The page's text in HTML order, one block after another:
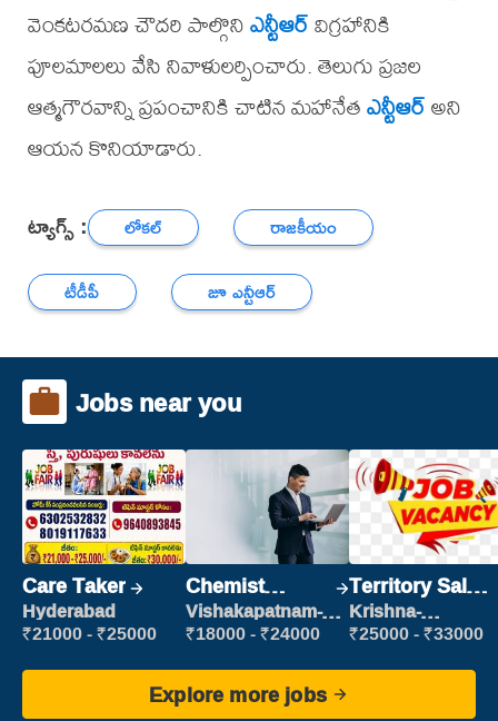
వెంకటరమణ చౌదరి పాల్గొనిఎన్టీఆర్విగ్రహానికి
పూలమాలలు వేసి నివాళులర్పించారు. తెలుగు ప్రజల
ఆత్మగౌరవాన్ని ప్రపంచానికి చాటిన మహానేతఎన్టీఆర్అని
ఆయన కొనియాడారు.
ట్యాగ్స్ : లోకల్
రాజకీయం
టీడీపీ
జూ ఎన్టీఆర్
Jobs near you
Care Taker
Hyderabad
₹21000 - ₹25000
Chemist
Production
Executive
Vishakapatnam-
new
₹18000 - ₹24000
Territory Sales
Manager
Krishna-
vijayawada
₹25000 - ₹33000
Explore more jobs